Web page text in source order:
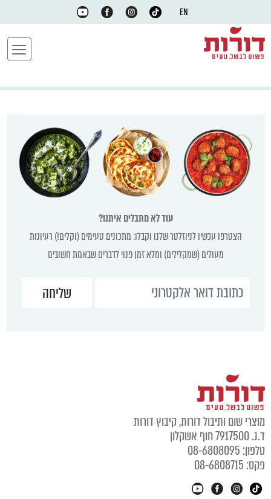
EN
עוד לא מתבלים איתנו?
הצטרפו עכשיו לניוזלטר שלנו וקבלו: מתכונים טעימים (וקלים!) רעיונות
מעולים (שמקלילים) ומלא זמן פנוי לדברים שבאמת חשובים
מוצרי שום ותיבול דורות, קיבוץ דורות
ד.נ. 7917500 חוף אשקלון
טלפון: 08-6808095
פקס: 08-6808715